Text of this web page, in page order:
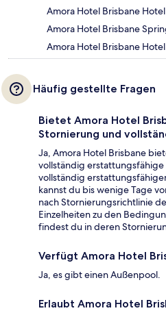
Amora Hotel Brisbane Hotel
Amora Hotel Brisbane
Amora Hotel Brisbane
Häufig gestellte Fragen
Bietet Amora Hotel
Stornierung und
Ja, Amora Hotel Brisbane
vollständig
vollständig
kannst du bis wenige Tage
nach Stornierungsrichtlinie
Einzelheiten zu den
findest du in deren
Verfügt Amora Hotel
Ja, es gibt einen Außenpool.
Erlaubt Amora Hotel